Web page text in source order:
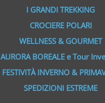
I GRANDI TREKKING
CROCIERE POLARI
WELLNESS & GOURMET
AURORA BOREALE e Tour
FESTIVITÀ INVERNO &
SPEDIZIONI ESTREME